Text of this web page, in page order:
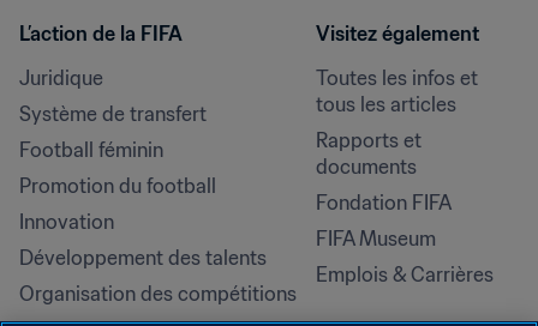
L’action de la FIFA
Juridique
Système de transfert
Football féminin
Promotion du football
Innovation
Développement des talents
Organisation des compétitions
Visitez également
Toutes les infos et
tous les articles
Rapports et
documents
Fondation FIFA
FIFA Museum
Emplois & Carrières